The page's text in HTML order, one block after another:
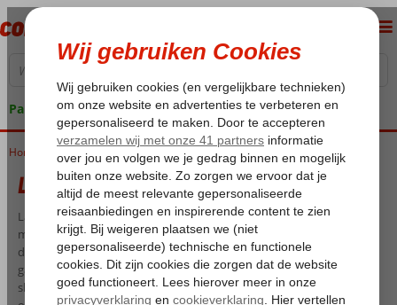
Pakketgarantie
Home Last Minute Tenerife
Last Minute Tenerife
Last minute naar Tenerife? Meteen doen! Dit eiland vol contrasten
met z’n subtropische klimaat wacht op jouw bezoek. Wat is er fijner
dan relaxen aan zonovergoten stranden en op ontdekkingstocht te
gaan in de mooie natuurparken? Ook prettig: dit paradijsje ligt op
slechts 4,5 uur vliegen. Niets staat je toch meer in de weg om een